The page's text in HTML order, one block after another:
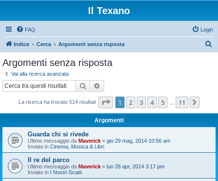
Il Texano
FAQ Login
Indice Cerca Argomenti senza risposta
Argomenti senza risposta
Vai alla ricerca avanzata
Cerca
La ricerca ha trovato 514 risultati Pagina di 11
1 2 3 4 5 11
Argomenti
Guarda chi si rivede
Ultimo messaggio da Maverick « gio 29 mag, 2014 10:56 am
Inviato in Cinema, Musica & Libri
Il re del parco
Ultimo messaggio da Maverick « lun 28 apr, 2014 3:17 pm
Inviato in I Nostri Scatti